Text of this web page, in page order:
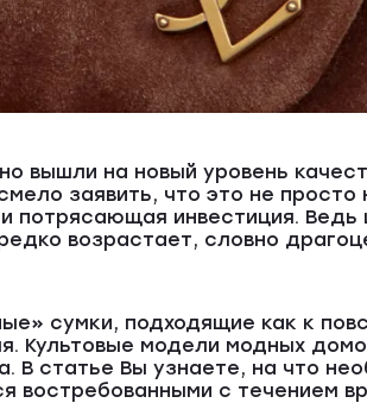
вышли на новый уровень
заявить, что это не
потрясающая инвестиция.
возрастает, словно
сумки, подходящие как к
Культовые модели модных
В статье Вы узнаете, на что
востребованными с течением